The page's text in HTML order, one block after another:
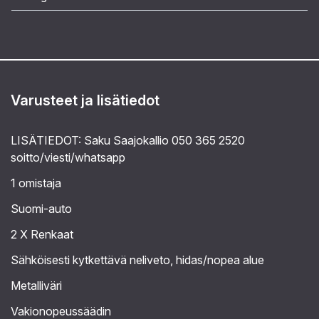
Varusteet ja lisätiedot
LISÄTIEDOT: Saku Saajokallio 050 365 2520
soitto/viesti/whatsapp
1 omistaja
Suomi-auto
2 X Renkaat
Sähköisesti kytkettävä neliveto, hidas/nopea alue
Metalliväri
Vakionopeussäädin